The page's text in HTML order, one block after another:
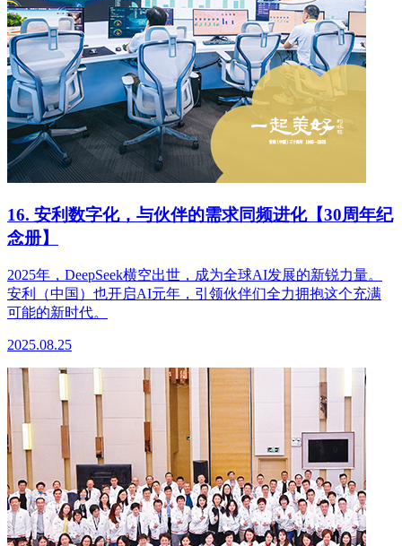
16. 安利数字化，与伙伴的需求同频进化【30周年纪
念册】
2025年，DeepSeek横空出世，成为全球AI发展的新锐力量。
安利（中国）也开启AI元年，引领伙伴们全力拥抱这个充满
可能的新时代。
2025.08.25